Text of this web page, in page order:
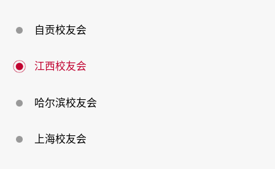
自贡校友会
江西校友会
哈尔滨校友会
上海校友会